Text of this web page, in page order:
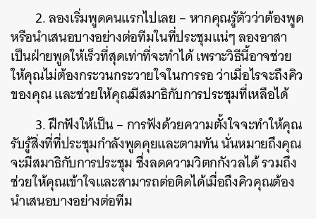
2. ลองเริ่มพูดคนแรกไปเลย – หากคุณรู้ตัวว่าต้องพูด
หรือนำเสนอบางอย่างต่อทีมในที่ประชุมแน่ๆ ลองอาสา
เป็นฝ่ายพูดให้เร็วที่สุดเท่าที่จะทำได้ เพราะวิธีนี้อาจช่วย
ให้คุณไม่ต้องกระวนกระวายใจในการรอ ว่าเมื่อไรจะถึงคิว
ของคุณ และช่วยให้คุณมีสมาธิกับการประชุมที่เหลือได้
3. ฝึกฟังให้เป็น – การฟังด้วยความตั้งใจจะทำให้คุณ
รับรู้สิ่งที่ที่ประชุมกำลังพูดคุยและตามทัน นั่นหมายถึงคุณ
จะมีสมาธิกับการประชุม ซึ่งลดความวิตกกังวลได้ รวมถึง
ช่วยให้คุณเข้าใจและสามารถต่อติดได้เมื่อถึงคิวคุณต้อง
นำเสนอบางอย่างต่อทีม